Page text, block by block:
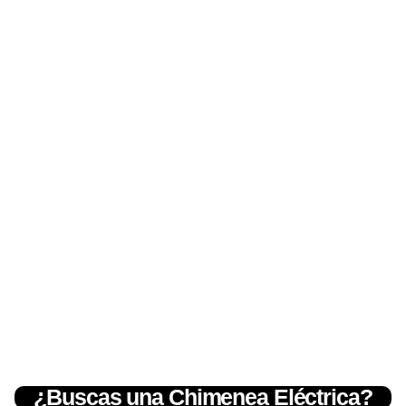
¿Buscas una Chimenea Eléctrica?